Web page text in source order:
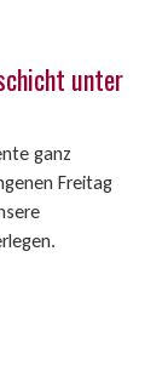
unter
ganz
Freitag